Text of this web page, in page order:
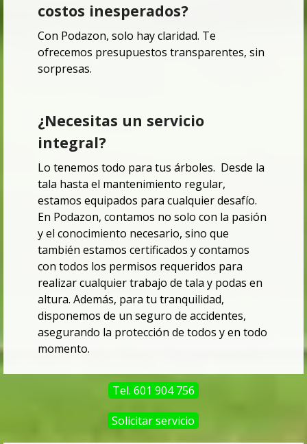
costos inesperados?
Con Podazon, solo hay claridad. Te
ofrecemos presupuestos transparentes, sin
sorpresas.
¿Necesitas un servicio
integral?
Lo tenemos todo para tus árboles. Desde la
tala hasta el mantenimiento regular,
estamos equipados para cualquier desafío.
En Podazon, contamos no solo con la pasión
y el conocimiento necesario, sino que
también estamos certificados y contamos
con todos los permisos requeridos para
realizar cualquier trabajo de tala y podas en
altura. Además, para tu tranquilidad,
disponemos de un seguro de accidentes,
asegurando la protección de todos yen todo
momento.
Tel. 601 904 756
Solicitar servicio